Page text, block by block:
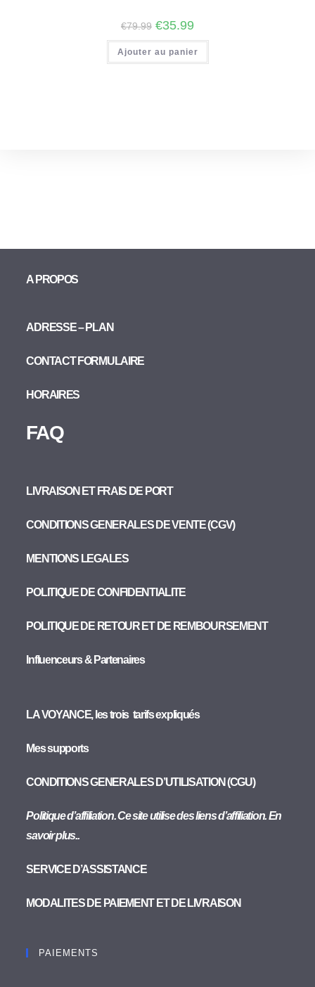
€79.99 €35.99
Ajouter au panier
A PROPOS
ADRESSE – PLAN
CONTACT FORMULAIRE
HORAIRES
FAQ
LIVRAISON ET FRAIS DE PORT
CONDITIONS GENERALES DE VENTE (CGV)
MENTIONS LEGALES
POLITIQUE DE CONFIDENTIALITE
POLITIQUE DE RETOUR ET DE REMBOURSEMENT
Influenceurs & Partenaires
LA VOYANCE, les trois tarifs expliqués
Mes supports
CONDITIONS GENERALES D’UTILISATION (CGU)
Politique d’affiliation. Ce site utilise des liens d’affiliation. En
savoir plus..
SERVICE D’ASSISTANCE
MODALITES DE PAIEMENT ET DE LIVRAISON
PAIEMENTS